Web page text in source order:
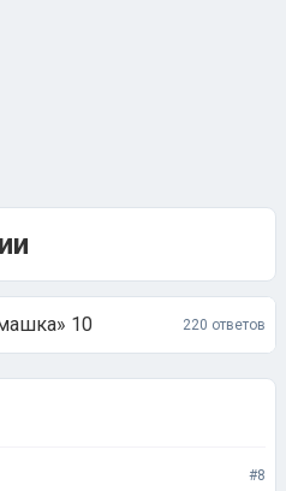
10 220 ответов
#8